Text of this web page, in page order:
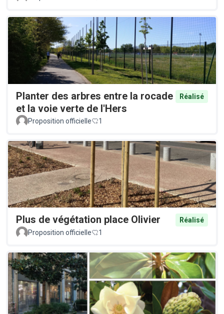
Planter des arbres entre la rocade
et la voie verte de l'Hers
Réalisé
Proposition officielle 1
Plus de végétation place Olivier
Réalisé
Proposition officielle
1